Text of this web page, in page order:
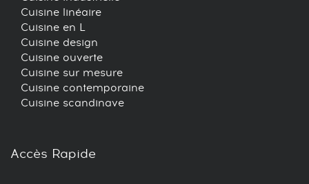
Cuisine linéaire
Cuisine en L
Cuisine design
Cuisine ouverte
Cuisine sur mesure
Cuisine contemporaine
Cuisine scandinave
Accès Rapide